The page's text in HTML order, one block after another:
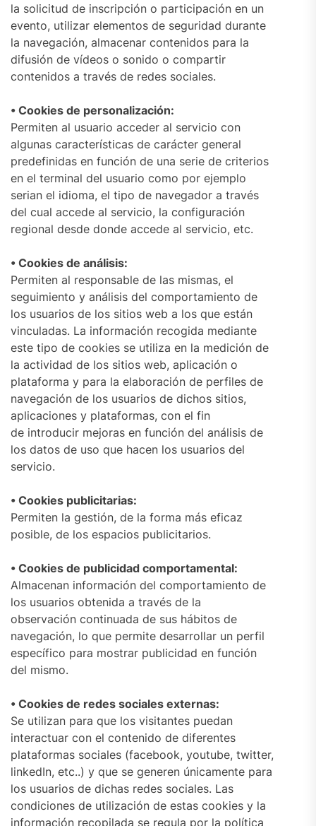
la solicitud de inscripción o participación en un
evento, utilizar elementos de seguridad durante
la navegación, almacenar contenidos para la
difusión de vídeos o sonido o compartir
contenidos a través de redes sociales.
• Cookies de personalización:
Permiten al usuario acceder al servicio con
algunas características de carácter general
predefinidas en función de una serie de criterios
en el terminal del usuario como por ejemplo
serian el idioma, el tipo de navegador a través
del cual accede al servicio, la configuración
regional desde donde accede al servicio, etc.
• Cookies de análisis:
Permiten al responsable de las mismas, el
seguimiento y análisis del comportamiento de
los usuarios de los sitios web a los que están
vinculadas. La información recogida mediante
este tipo de cookies se utiliza en la medición de
la actividad de los sitios web, aplicación o
plataforma y para la elaboración de perfiles de
navegación de los usuarios de dichos sitios,
aplicaciones y plataformas, con el fin
de introducir mejoras en función del análisis de
los datos de uso que hacen los usuarios del
servicio.
• Cookies publicitarias:
Permiten la gestión, de la forma más eficaz
posible, de los espacios publicitarios.
• Cookies de publicidad comportamental:
Almacenan información del comportamiento de
los usuarios obtenida a través de la
observación continuada de sus hábitos de
navegación, lo que permite desarrollar un perfil
específico para mostrar publicidad en función
del mismo.
• Cookies de redes sociales externas:
Se utilizan para que los visitantes puedan
interactuar con el contenido de diferentes
plataformas sociales (facebook, youtube, twitter,
linkedIn, etc..) y que se generen únicamente para
los usuarios de dichas redes sociales. Las
condiciones de utilización de estas cookies y la
información recopilada se regula por la política